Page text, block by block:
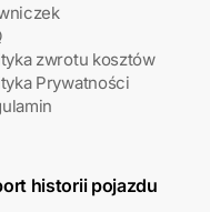
zwrotu kosztów
Prywatności
historii pojazdu